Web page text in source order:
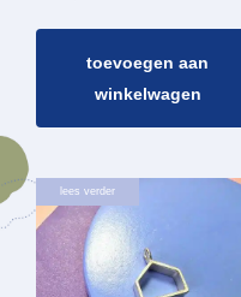
toevoegen aan
winkelwagen
lees verder